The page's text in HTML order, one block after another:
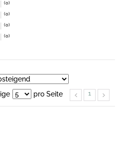
(0)
(0)
(0)
(0)
pro Seite 1